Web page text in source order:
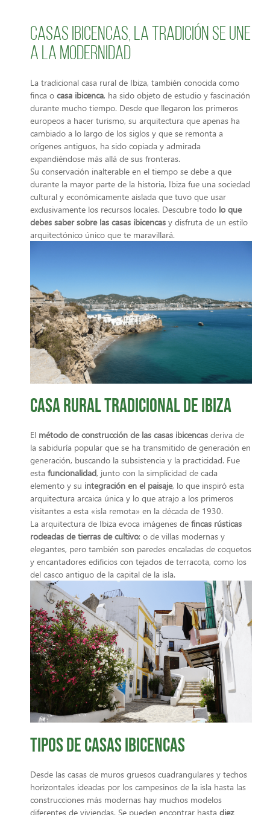
Casas ibicencas, la tradición se une
a la modernidad
La tradicional casa rural de Ibiza, también conocida como
finca o casa ibicenca, ha sido objeto de estudio y fascinación
durante mucho tiempo. Desde que llegaron los primeros
europeos a hacer turismo, su arquitectura que apenas ha
cambiado a lo largo de los siglos y que se remonta a
orígenes antiguos, ha sido copiada y admirada
expandiéndose más allá de sus fronteras.
Su conservación inalterable en el tiempo se debe a que
durante la mayor parte de la historia, Ibiza fue una sociedad
cultural y económicamente aislada que tuvo que usar
exclusivamente los recursos locales. Descubre todo lo que
debes saber sobre las casas ibicencas y disfruta de un estilo
arquitectónico único que te maravillará.
Casa rural tradicional de Ibiza
El método de construcción de las casas ibicencas deriva de
la sabiduría popular que se ha transmitido de generación en
generación, buscando la subsistencia y la practicidad. Fue
esta funcionalidad, junto con la simplicidad de cada
elemento y su integración en el paisaje, lo que inspiró esta
arquitectura arcaica única y lo que atrajo a los primeros
visitantes a esta «isla remota» en la década de 1930.
La arquitectura de Ibiza evoca imágenes de fincas rústicas
rodeadas de tierras de cultivo; o de villas modernas y
elegantes, pero también son paredes encaladas de coquetos
y encantadores edificios con tejados de terracota, como los
del casco antiguo de la capital de la isla.
Tipos de casas ibicencas
Desde las casas de muros gruesos cuadrangulares y techos
horizontales ideadas por los campesinos de la isla hasta las
construcciones más modernas hay muchos modelos
diferentes de viviendas. Se pueden encontrar hasta diez